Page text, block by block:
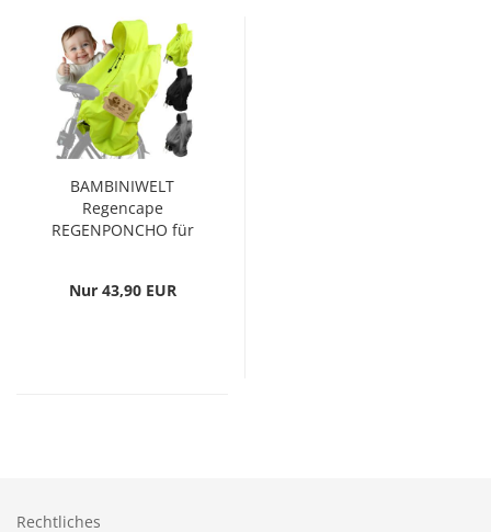
BAMBINIWELT
Regencape
REGENPONCHO für
Nur 43,90 EUR
Rechtliches